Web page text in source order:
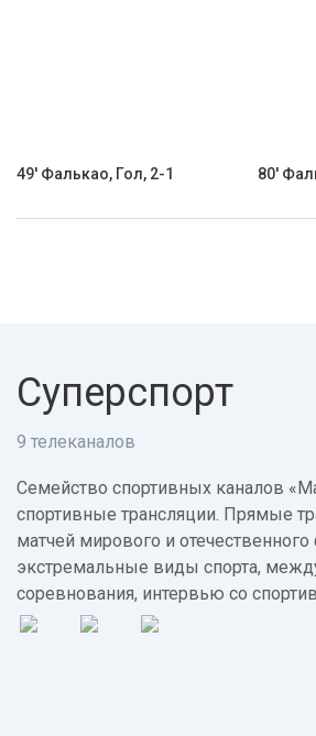
49' Фалькао, Гол, 2-1 80'
Суперспорт
9 телеканалов
Семейство спортивных каналов
спортивные трансляции. Прямые
матчей мирового и отечественного
экстремальные виды спорта,
соревнования, интервью со